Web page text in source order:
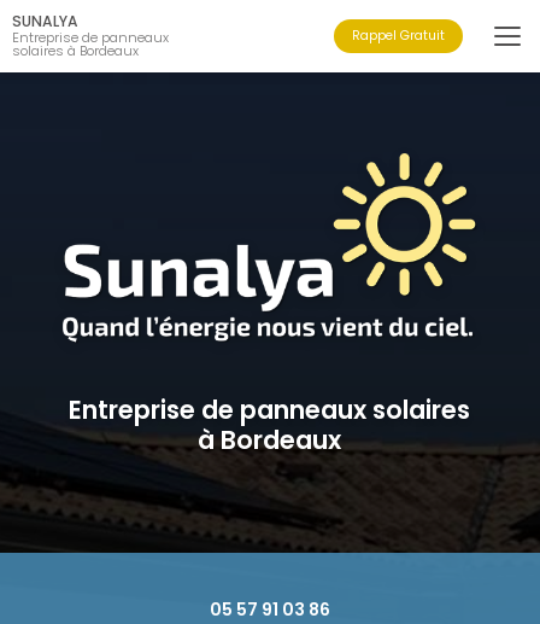
Aller
au
contenu
principal
SUNALYA
Entreprise de panneaux
solaires à Bordeaux
Rappel Gratuit
Entreprise de panneaux solaires
à Bordeaux
05 57 91 03 86